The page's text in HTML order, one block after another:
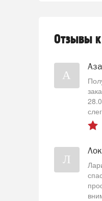
Отзывы к
А
Л